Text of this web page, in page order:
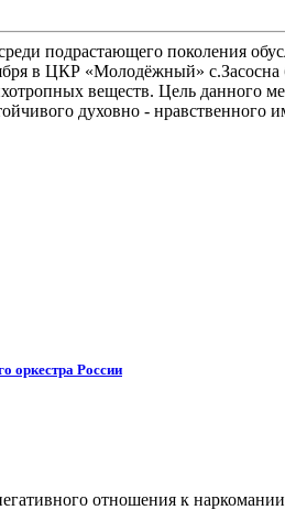
подрастающего поколения
в ЦКР «Молодёжный»
веществ. Цель данного
духовно -
оркестра России
отношения к